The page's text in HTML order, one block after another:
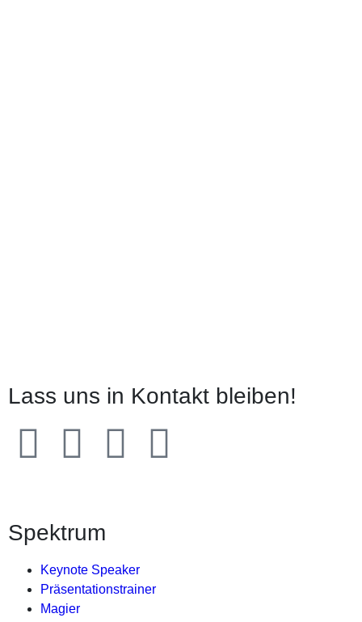
Lass uns in Kontakt bleiben!
Spektrum
Keynote Speaker
Präsentationstrainer
Magier